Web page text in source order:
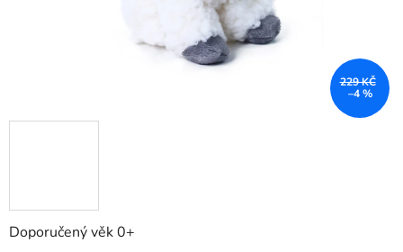
Doporučený věk 0+
229 KČ
–4 %